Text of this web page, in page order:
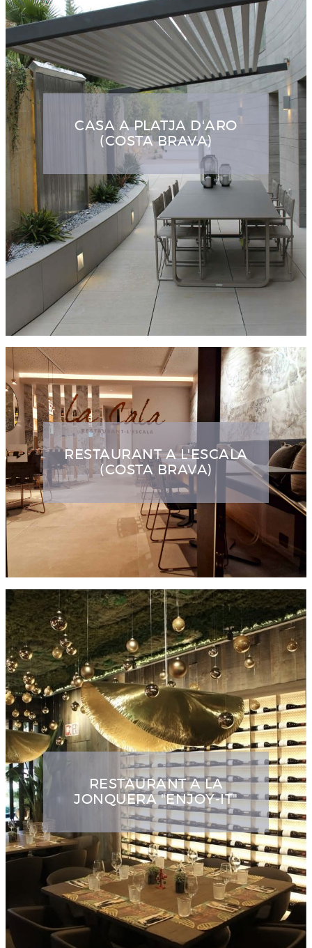
CASA A PLATJA D'ARO
(COSTA BRAVA)
RESTAURANT A L'ESCALA
(COSTA BRAVA)
RESTAURANT A LA
JONQUERA "ENJOY-IT"